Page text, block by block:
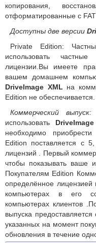
копирования,
отформатированные с
Доступны две версии
Private Edition:
использовать
лицензии.Вы имеете
вашем домашнем
DriveImage XML на
Edition не обеспечивается.
Коммерческий выпуск:
использовать
необходимо
Edition поставляется с
лицензий . Первый
чтобы показывать ваше
Покупателям Edition
определённое лицензией
компьютерах в его
компьютерах клиентов
выпуска
указанных на момент
обновления в течение